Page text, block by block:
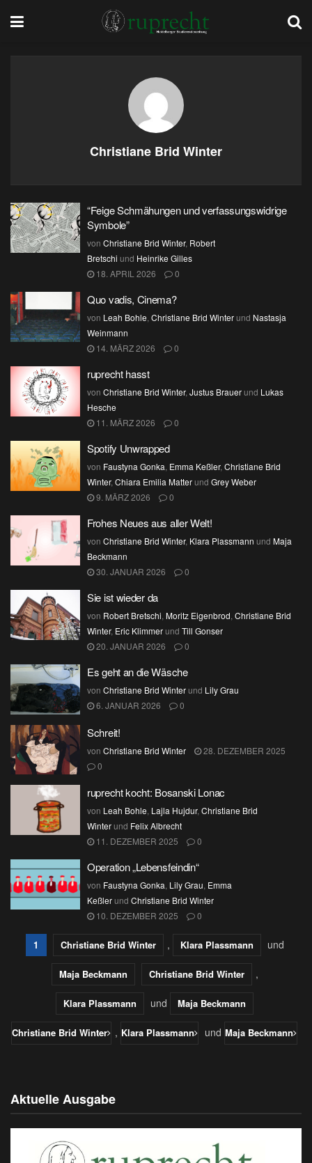
Christiane Brid Winter
“Feige Schmähungen und verfassungswidrige
Symbole”
von Christiane Brid Winter, Robert
Bretschi und Heinrike Gilles
18. APRIL 2026
0
Quo vadis, Cinema?
von Leah Bohle, Christiane Brid Winterund Nastasja
Weinmann
14. MÄRZ 2026
0
ruprecht hasst
von Christiane Brid Winter, Justus Brauerund Lukas
Hesche
11. MÄRZ 2026
0
Spotify Unwrapped
von Faustyna Gonka, Emma Keßler, Christiane Brid
Winter, Chiara Emilia Matterund Grey Weber
9. MÄRZ 2026
0
Frohes Neues aus aller Welt!
von Christiane Brid Winter, Klara Plassmann und Maja
Beckmann
30. JANUAR 2026
0
Sie ist wieder da
von Robert Bretschi, Moritz Eigenbrod, Christiane Brid
Winter, Eric Klimmerund Till Gonser
20. JANUAR 2026
0
Es geht an die Wäsche
von Christiane Brid Winterund Lily Grau
6. JANUAR 2026
0
Schreit!
von Christiane Brid Winter
28. DEZEMBER 2025
0
ruprecht kocht: Bosanski Lonac
von Leah Bohle, Lajla Hujdur, Christiane Brid
Winterund Felix Albrecht
11. DEZEMBER 2025
0
Operation „Lebensfeindin“
von Faustyna Gonka, Lily Grau, Emma
Keßlerund Christiane Brid Winter
10. DEZEMBER 2025
0
1 Christiane Brid Winter , Klara Plassmann und
Maja Beckmann Christiane Brid Winter ,
Klara Plassmann und Maja Beckmann
Christiane Brid Winter , Klara Plassmann und Maja Beckmann
Aktuelle Ausgabe